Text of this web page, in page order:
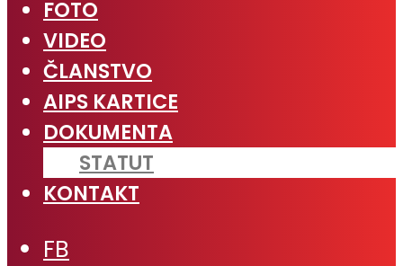
FOTO
VIDEO
ČLANSTVO
AIPS KARTICE
DOKUMENTA
STATUT
KONTAKT
FB